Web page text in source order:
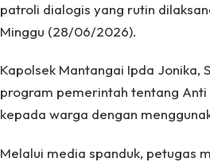
patroli dialogis yang rutin
Minggu (28/06/2026).
Kapolsek Mantangai Ipda Jonika,
program pemerintah tentang Anti
kepada warga dengan
Melalui media spanduk, petugas